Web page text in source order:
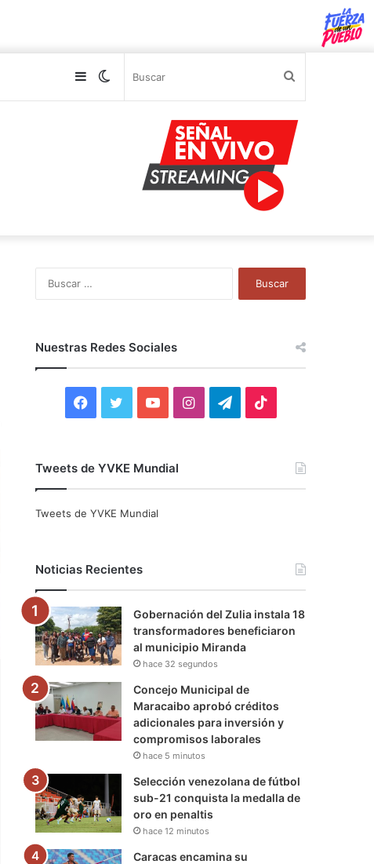
Switch
Sidebar
Nuestras Redes Sociales
F
c
o
k
i
r
Y
u
e
I
r
a
m
T
a
m
Tweets de YVKE Mundial
Tweets de YVKE Mundial
Noticias Recientes
Gobernación del Zulia instala 18
transformadores beneficiaron
al municipio Miranda
hace 32 segundos
Concejo Municipal de
Maracaibo aprobó créditos
adicionales para inversión y
compromisos laborales
hace 5 minutos
Selección venezolana de fútbol
sub-21 conquista la medalla de
oro en penaltis
hace 12 minutos
Caracas encamina su